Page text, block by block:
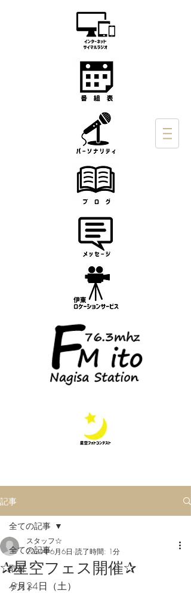
記事
全ての記事
取材
ゲスト
全ての記事
✰星空フェス開催✰
スタッフ☆
2024年6月6日 読了時間: 1分
8月24日（土）